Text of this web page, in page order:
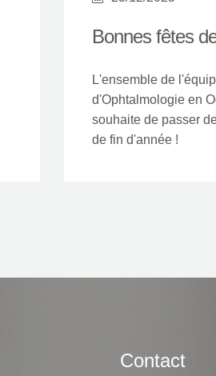
Bonnes fêtes
L'ensemble de
d'Ophtalmologie en
souhaite de passer
de fin d'année !
Contact